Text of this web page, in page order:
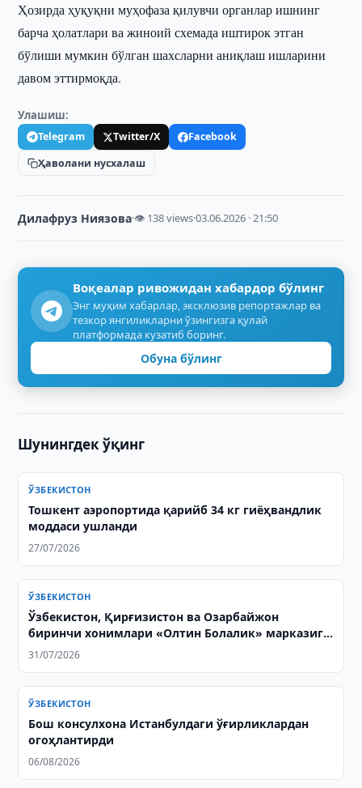
Ҳозирда ҳуқуқни муҳофаза қилувчи органлар ишнинг
барча ҳолатлари ва жиноий схемада иштирок этган
бўлиши мумкин бўлган шахсларни аниқлаш ишларини
давом эттирмоқда.
Улашиш:
Telegram Twitter/X
Facebook
Ҳаволани нусхалаш
Дилафруз Ниязова·👁 138 views·03.06.2026 · 21:50
Воқеалар ривожидан хабардор бўлинг
Энг муҳим хабарлар, эксклюзив репортажлар ва
тезкор янгиликларни ўзингизга қулай
платформада кузатиб боринг.
Обуна бўлинг
Шунингдек ўқинг
ЎЗБЕКИСТОН
Тошкент аэропортида қарийб 34 кг гиёҳвандлик
моддаси ушланди
27/07/2026
ЎЗБЕКИСТОН
Ўзбекистон, Қирғизистон ва Озарбайжон
биринчи хонимлари «Олтин Болалик» марказига
ташриф буюрди
31/07/2026
ЎЗБЕКИСТОН
Бош консулхона Истанбулдаги ўғирликлардан
огоҳлантирди
06/08/2026